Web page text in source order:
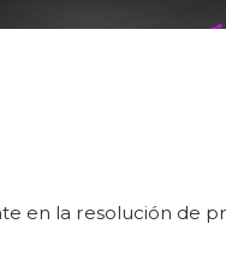
en la resolución de